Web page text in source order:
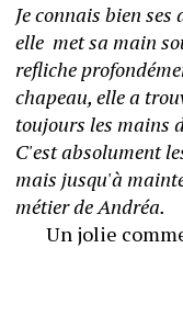
Je connais bien
elle  met sa main
refliche
chapeau, elle a
toujours les mains
C'est absolument
mais jusqu'à